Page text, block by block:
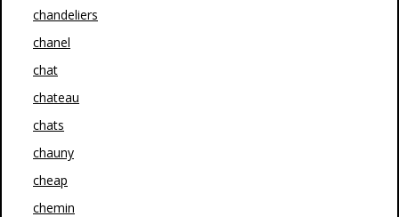
chandeliers
chanel
chat
chateau
chats
chauny
cheap
chemin